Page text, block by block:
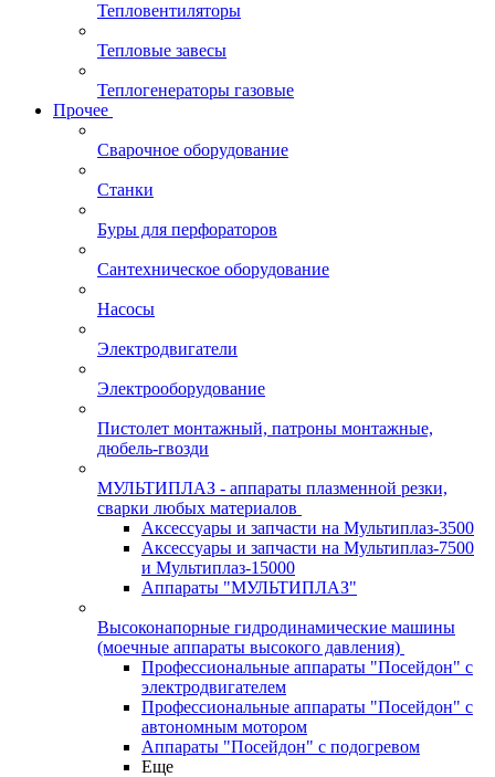
Тепловентиляторы
Тепловые завесы
Теплогенераторы газовые
Прочее
Сварочное оборудование
Станки
Буры для перфораторов
Сантехническое оборудование
Насосы
Электродвигатели
Электрооборудование
Пистолет монтажный, патроны монтажные,
дюбель-гвозди
МУЛЬТИПЛАЗ - аппараты плазменной резки,
сварки любых материалов
Аксессуары и запчасти на Мультиплаз-3500
Аксессуары и запчасти на Мультиплаз-7500
и Мультиплаз-15000
Аппараты "МУЛЬТИПЛАЗ"
Высоконапорные гидродинамические машины
(моечные аппараты высокого давления)
Профессиональные аппараты "Посейдон" с
электродвигателем
Профессиональные аппараты "Посейдон" с
автономным мотором
Аппараты "Посейдон" с подогревом
Еще